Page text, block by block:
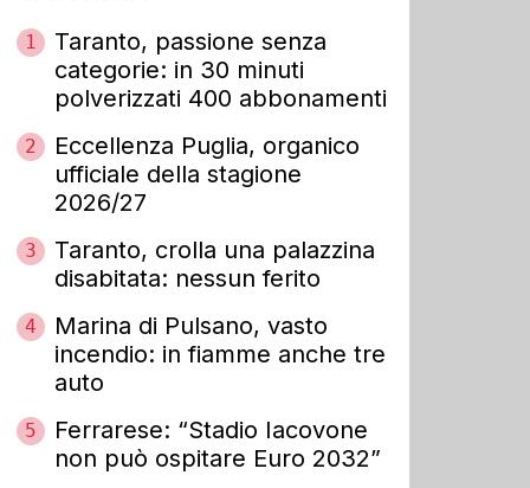
1
Taranto, passione senza
categorie: in 30 minuti
polverizzati 400 abbonamenti
2
Eccellenza Puglia, organico
ufficiale della stagione
2026/27
3
Taranto, crolla una palazzina
disabitata: nessun ferito
4
Marina di Pulsano, vasto
incendio: in fiamme anche tre
auto
5
Ferrarese: “Stadio Iacovone
non può ospitare Euro 2032”